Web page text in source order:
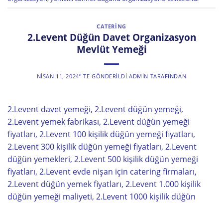
CATERING
2.Levent Düğün Davet Organizasyon
Mevlüt Yemeği
NISAN 11, 2024’' TE GÖNDERILDI ADMIN TARAFINDAN
2.Levent davet yemeği, 2.Levent düğün yemeği,
2.Levent yemek fabrikası, 2.Levent düğün yemeği
fiyatları, 2.Levent 100 kişilik düğün yemeği fiyatları,
2.Levent 300 kişilik düğün yemeği fiyatları, 2.Levent
düğün yemekleri, 2.Levent 500 kişilik düğün yemeği
fiyatları, 2.Levent evde nişan için catering firmaları,
2.Levent düğün yemek fiyatları, 2.Levent 1.000 kişilik
düğün yemeği maliyeti, 2.Levent 1000 kişilik düğün